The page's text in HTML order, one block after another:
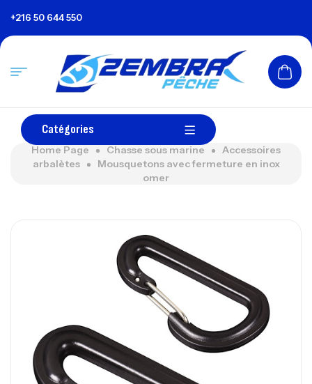
+216 50 644 550
Catégories
Home Page Chasse sous marine
Accessoires
arbalètes
Mousquetons avec fermeture en inox
omer